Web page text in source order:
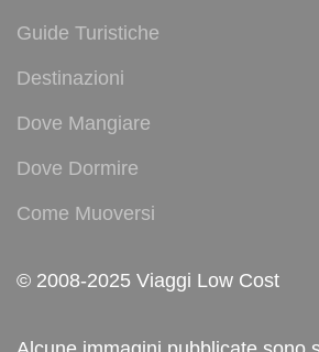
Guide Turistiche
Destinazioni
Dove Mangiare
Dove Dormire
Come Muoversi
© 2008-2025 Viaggi Low Cost